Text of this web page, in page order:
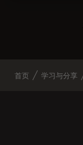
首页 学习与分享